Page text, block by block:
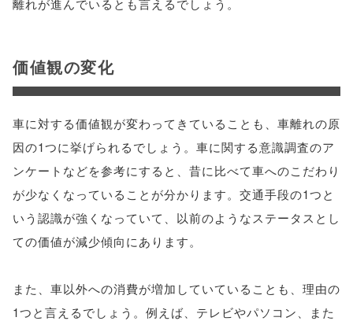
離れが進んでいるとも言えるでしょう。
価値観の変化
車に対する価値観が変わってきていることも、車離れの原
因の1つに挙げられるでしょう。車に関する意識調査のア
ンケートなどを参考にすると、昔に比べて車へのこだわり
が少なくなっていることが分かります。交通手段の1つと
いう認識が強くなっていて、以前のようなステータスとし
ての価値が減少傾向にあります。
また、車以外への消費が増加していていることも、理由の
1つと言えるでしょう。例えば、テレビやパソコン、また